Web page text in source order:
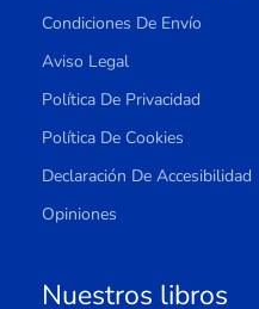
Condiciones De Envío
Aviso Legal
Política De Privacidad
Política De Cookies
Declaración De Accesibilidad
Opiniones
Nuestros libros